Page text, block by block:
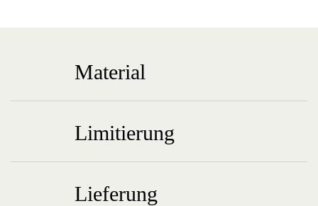
Material
Limitierung
Lieferung